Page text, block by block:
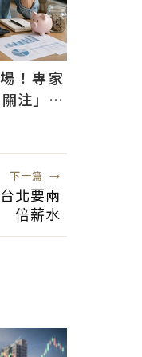
！專家
注」：
下一篇 →
北要兩
倍薪水